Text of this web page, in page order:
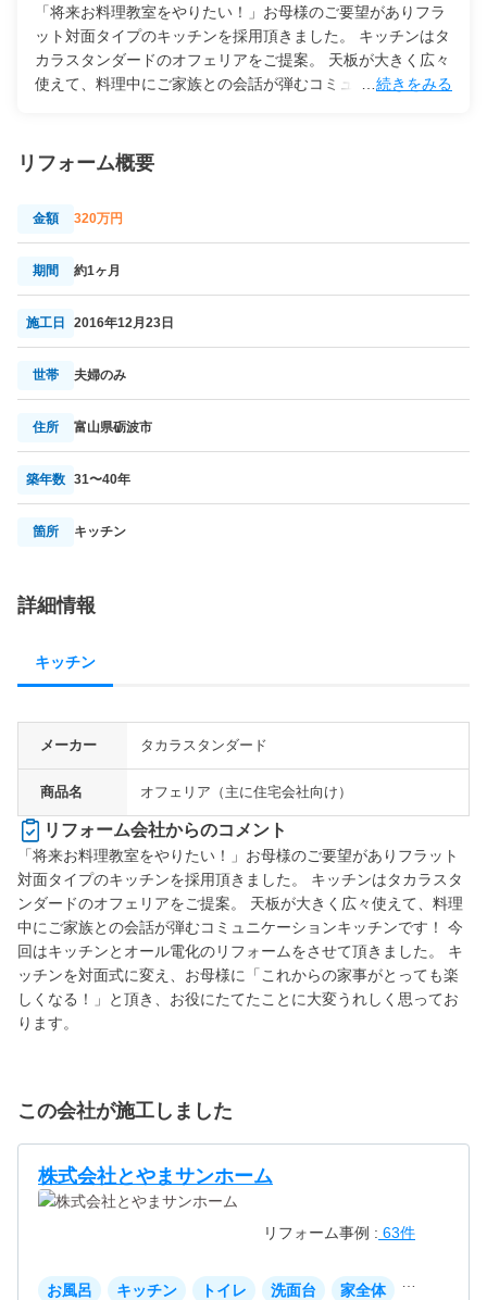
しい時間を夫婦で過ごせるキッチンにしてあげたいです。隣
の土間のようなところに洗濯機と手洗いする洗面があるので
すが、とにかく寒くて草履にも履き替えているので、キッチ
ンのスペースとか今のボイラーのスペースとかに移設して暖
「将来お料理教室をやりたい！」お母様のご要望がありフラ
ット対面タイプのキッチンを採用頂きました。 キッチンはタ
カラスタンダードのオフェリアをご提案。 天板が大きく広々
使えて、料理中にご家族との会話が弾むコミュニケーション
れからの家事がとっても楽しくなる！」と頂き、お役にたて
たことに大変うれしく思っております。
続きをみる
リフォーム概要
金額 320万円
期間 約1ヶ月
施工日 2016年12月23日
世帯 夫婦のみ
住所 富山県砺波市
築年数 31〜40年
箇所 キッチン
詳細情報
キッチン
メーカー タカラスタンダード
商品名 オフェリア（主に住宅会社向け）
リフォーム会社からのコメント
「将来お料理教室をやりたい！」お母様のご要望がありフラット
対面タイプのキッチンを採用頂きました。 キッチンはタカラスタ
ンダードのオフェリアをご提案。 天板が大きく広々使えて、料理
中にご家族との会話が弾むコミュニケーションキッチンです！ 今
回はキッチンとオール電化のリフォームをさせて頂きました。 キ
ッチンを対面式に変え、お母様に「これからの家事がとっても楽
しくなる！」と頂き、お役にたてたことに大変うれしく思ってお
ります。
この会社が施工しました
株式会社とやまサンホーム
リフォーム事例 : 63件
お風呂 キッチン トイレ 洗面台 家全体 リビング